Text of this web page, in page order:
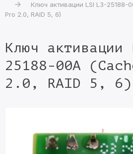
Ключ активации LSI L3-25188-
Pro 2.0, RAID 5, 6)
Ключ
25188-00A
2.0, RAID 5, 6)